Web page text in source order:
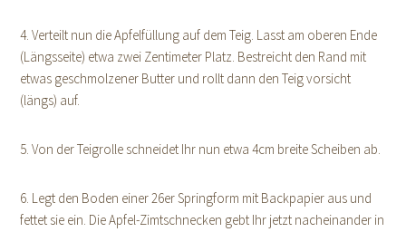
4. Verteilt nun die Apfelfüllung auf dem Teig. Lasst am oberen Ende
(Längsseite) etwa zwei Zentimeter Platz. Bestreicht den Rand mit
etwas geschmolzener Butter und rollt dann den Teig vorsicht
(längs) auf.
5. Von der Teigrolle schneidet Ihr nun etwa 4cm breite Scheiben ab.
6. Legt den Boden einer 26er Springform mit Backpapier aus und
fettet sie ein. Die Apfel-Zimtschnecken gebt Ihr jetzt nacheinander in